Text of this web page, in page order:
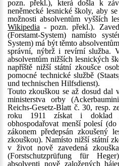
pozn. překl.), která došla k
neněmecké lesnické školy, aby
možnosti absolventům vyšších
Wikipedia - pozn. překl.).
(Forstamt-System) namísto
System) má být těmto
správní, nýbrž i revírní služba.
absolventům nižších lesnických
napříště nižší státní zkoušce
pomocné technické službě
und technischen Hilfsdienst).
Touto zkouškou se až dosud dal
ministerstva orby
Reichs-Gesetz-Blatt č. 30, resp.
roku 1911 získat i doklad o
obhospodařovat menší polesí
zákonem předepsán zkoušený
zkouškou). Namísto nižší státní
v život nově zavedená
(Forstschutzprüfung für
absolventi nově založených